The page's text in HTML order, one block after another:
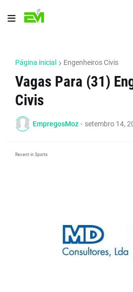
Página inicial Engenheiros Civis
Vagas Para (31)
Civis
EmpregosMoz - setembro 14,
Recent in Sports